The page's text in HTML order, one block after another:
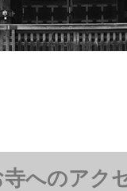
寺へのアク